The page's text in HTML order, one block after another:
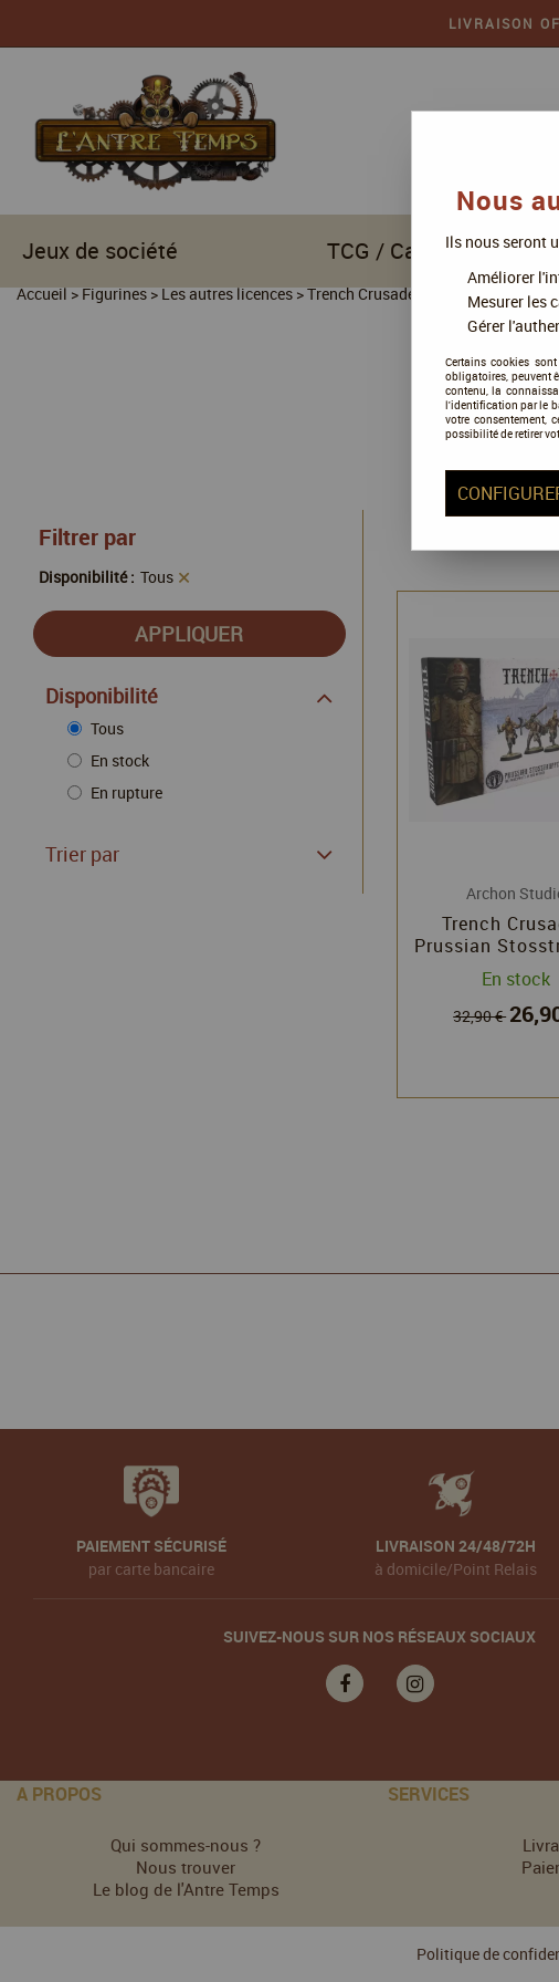
LIVRAISON
Jeux de société TCG / Cartes à
Accueil>Figurines>Les autres licences>Trench Crusade
Filtrer par
Disponibilité : Tous
Disponibilité
Tous
En stock
En rupture
Trier par
Archon
Trench
Prussian
- Archon
En stock
32,90 €
PAIEMENT SÉCURISÉ
par carte bancaire
LIVRAISON 24/48/72H
à domicile/Point Relais
SUIVEZ-NOUS SUR NOS RÉSEAUX SOCIAUX
A PROPOS
Qui sommes-nous ?
Nous trouver
Le blog de l'Antre Temps
SERVICES
Politique de
Nous
Ils nous seront
Améliorer
Mesurer les
Gérer
Certains cookies
obligatoires, peuvent
contenu, la
l'identification par le
votre consentement,
possibilité de retirer